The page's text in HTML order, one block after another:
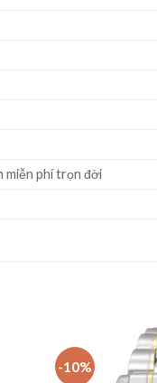
miễn phí trọn đời
-10%